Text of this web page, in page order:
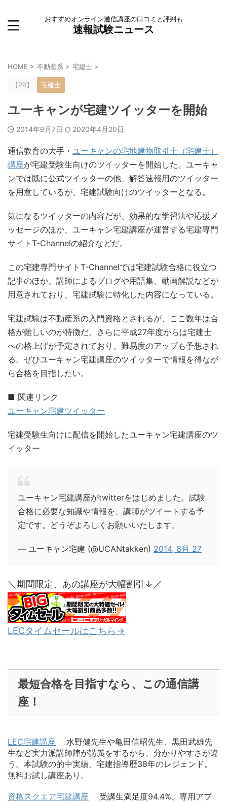
おすすめオンライン通信講座の口コミと評判も
速報試験ニュース
HOME > 不動産系 > 宅建士 >
【PR】 宅建士
ユーキャンが宅建ツイッターを開始
2014年9月7日 2020年4月20日
通信教育の大手・ ユーキャンの宅地建物取引士（宅建士）
講座が宅建受験生向けのツイッターを開始した。ユーキャ
ンでは既に公式ツイッターの他、解答速報用のツイッター
を用意しているが、宅建試験向けのツイッターとなる。
気になるツイッターの内容だが、効果的な学習法や応援メ
ッセージのほか、ユーキャン宅建講座が運営する宅建専門
サイトT-Channelの紹介などだ。
この宅建専門サイトT-Channelでは宅建試験合格に役立つ
記事のほか、講師によるブログや用語集、動画解説などが
用意されており、宅建試験に特化した内容になっている。
宅建試験は不動産系の入門資格とされるが、ここ数年は合
格が難しいのが特徴だ。さらに平成27年度からは宅建士
への格上げが予定されており、難易度のアップも予想され
る。ぜひユーキャン宅建講座のツイッターで情報を得なが
ら合格を目指したい。
■ 関連リンク
ユーキャン宅建ツイッター
宅建受験生向けに配信を開始したユーキャン宅建講座のツ
イッター
ユーキャン宅建講座がtwitterをはじめました。試験
合格に必要な知識や情報を、講師がツイートする予
定です。どうぞよろしくお願いいたします。
— ユーキャン宅建 (@UCANtakken) 2014, 8月 27
＼期間限定、あの講座が大幅割引↓／
LECタイムセールはこちら→
最短合格を目指すなら、この通信講
座！
LEC宅建講座 水野健先生や亀田信昭先生、黒田武雄先
生など実力派講師陣が講義をするから、分かりやすさが違
う。本試験の的中実績、宅建指導歴38年のレジェンド。
無料お試し講座あり。
資格スクエア宅建講座 受講生満足度94.4%、専用アプ